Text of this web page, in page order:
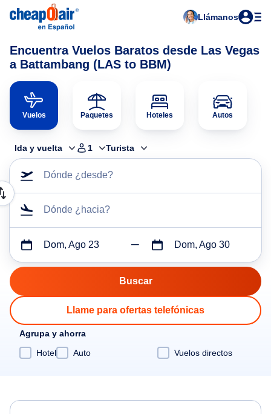
Llámanos
Encuentra Vuelos Baratos desde Las Vegas
a Battambang (LAS to BBM)
Vuelos Paquetes Hoteles Autos
Ida y vuelta 1 Turista
Dónde ¿desde?
Dónde ¿hacia?
Dom, Ago 23 Dom, Ago 30
Llame para ofertas telefónicas
Agrupa y ahorra
Hotel
Auto Vuelos directos